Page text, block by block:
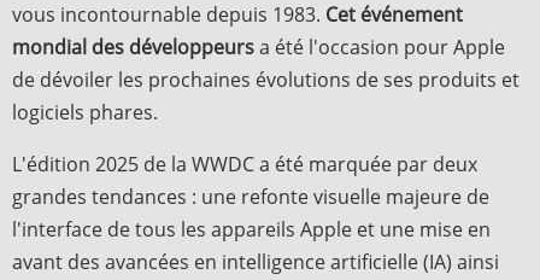
vous incontournable depuis 1983. Cet événement
mondial des développeursa été l'occasion pour Apple
de dévoiler les prochaines évolutions de ses produits et
logiciels phares.
L'édition 2025 de la WWDC a été marquée par deux
grandes tendances : une refonte visuelle majeure de
l'interface de tous les appareils Apple et une mise en
avant des avancées en intelligence artificielle (IA) ainsi